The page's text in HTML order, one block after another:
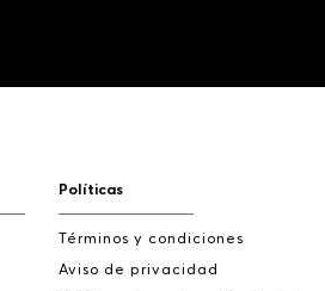
Políticas
Términos y condiciones
Aviso de privacidad